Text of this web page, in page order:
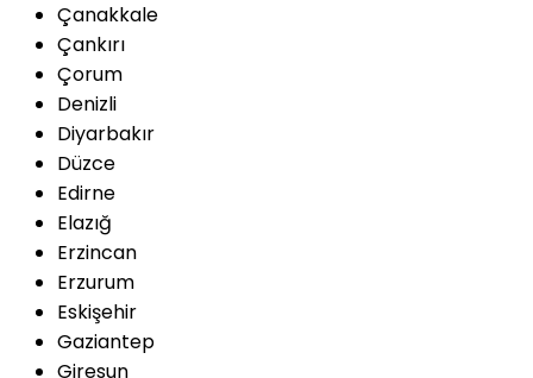
Çanakkale
Çankırı
Çorum
Denizli
Diyarbakır
Düzce
Edirne
Elazığ
Erzincan
Erzurum
Eskişehir
Gaziantep
Giresun